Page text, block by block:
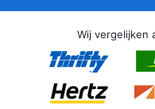
Wij vergelijken